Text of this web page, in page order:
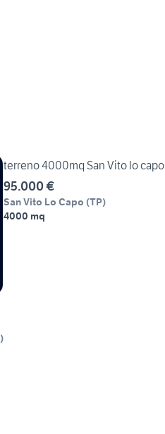
terreno 4000mq San Vito lo capo
95.000 €
San Vito Lo Capo (TP)
4000 mq
)